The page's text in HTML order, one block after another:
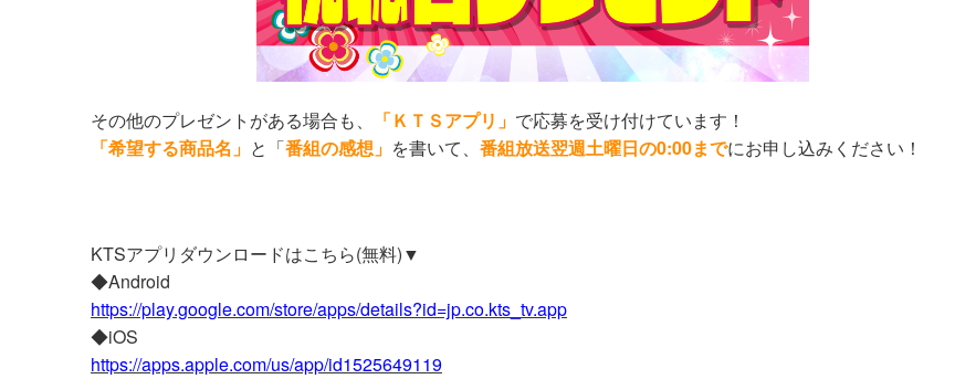
その他のプレゼントがある場合も、 「ＫＴＳアプリ」 で応募を受け付けています！
「希望する商品名」 と「番組の感想」 を書いて、 番組放送翌週土曜日の0:00までにお申し込みください！
KTSアプリダウンロードはこちら(無料)▼
◆Android
https://play.google.com/store/apps/details?id=jp.co.kts_tv.app
◆iOS
https://apps.apple.com/us/app/id1525649119